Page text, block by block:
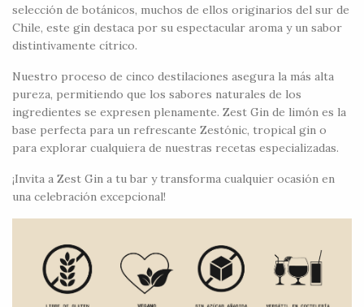
selección de botánicos, muchos de ellos originarios del sur de
Chile, este gin destaca por su espectacular aroma y un sabor
distintivamente cítrico.
Nuestro proceso de cinco destilaciones asegura la más alta
pureza, permitiendo que los sabores naturales de los
ingredientes se expresen plenamente. Zest Gin de limón es la
base perfecta para un refrescante Zestónic, tropical gin o
para explorar cualquiera de nuestras recetas especializadas.
¡Invita a Zest Gin a tu bar y transforma cualquier ocasión en
una celebración excepcional!